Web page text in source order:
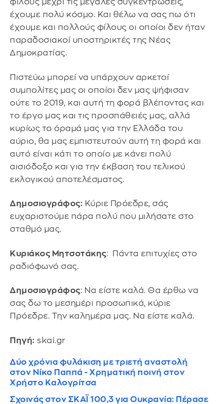
φίλους μέχρι τις μεγάλες συγκεντρώσεις,
έχουμε πολύ κόσμο. Και θέλω να σας πω ότι
έχουμε και πολλούς φίλους οι οποίοι δεν ήταν
παραδοσιακοί υποστηρικτές της Νέας
Δημοκρατίας.
Πιστεύω μπορεί να υπάρχουν αρκετοί
συμπολίτες μας οι οποίοι δεν μας ψήφισαν
ούτε το 2019, και αυτή τη φορά βλέποντας και
το έργο μας και τις προσπάθειές μας, αλλά
κυρίως το όραμά μας για την Ελλάδα του
αύριο, θα μας εμπιστευτούν αυτή τη φορά και
αυτό είναι κάτι το οποίο με κάνει πολύ
αισιόδοξο και για την έκβαση του τελικού
εκλογικού αποτελέσματος.
Δημοσιογράφος: Κύριε Πρόεδρε, σάς
ευχαριστούμε πάρα πολύ που μιλήσατε στο
σταθμό μας.
Κυριάκος Μητσοτάκης: Πάντα επιτυχίες στο
ραδιόφωνό σας.
Δημοσιογράφος: Να είστε καλά. Θα έρθω να
σας δω το μεσημέρι προσωπικά, κύριε
Πρόεδρε. Την καλημέρα μας. Να είστε καλά.
Πηγή: skai.gr
Δύο χρόνια φυλάκιση με τριετή αναστολή
στον Νίκο Παππά - Χρηματική ποινή στον
Χρήστο Καλογρίτσα
Σχοινάς στον ΣΚΑΪ 100,3 για Ουκρανία: Πέρασε